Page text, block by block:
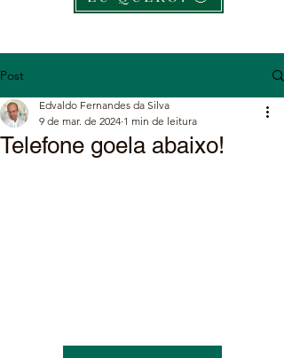
Post
Telefone goela abaixo!
Edvaldo Fernandes da Silva
9 de mar. de 2024 1 min de leitura